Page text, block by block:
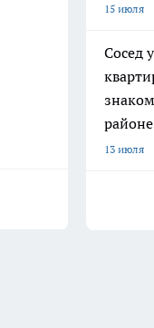
15 июля
Сосед
районе
13 июля